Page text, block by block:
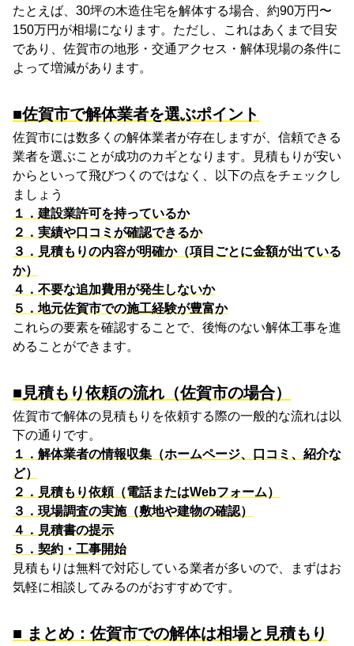
たとえば、 30坪の木造住宅を解体する場合、約90万円〜
150万円が相場になります。ただし、これはあくまで目安
であり、佐賀市の地形・交通アクセス・解体現場の条件に
よって増減があります。
■佐賀市で解体業者を選ぶポイント
佐賀市には数多くの解体業者が存在しますが、信頼できる
業者を選ぶことが成功のカギとなります。見積もりが安い
からといって飛びつくのではなく、以下の点をチェックし
ましょう
１．建設業許可を持っているか
２．実績や口コミが確認できるか
３．見積もりの内容が明確か（項目ごとに金額が出ている
か）
４．不要な追加費用が発生しないか
５．地元佐賀市での施工経験が豊富か
これらの要素を確認することで、後悔のない解体工事を進
めることができます。
■見積もり依頼の流れ（佐賀市の場合）
佐賀市で解体の見積もりを依頼する際の一般的な流れは以
下の通りです。
１．解体業者の情報収集（ホームページ、口コミ、紹介な
ど）
２．見積もり依頼（電話またはWebフォーム）
３．現場調査の実施（敷地や建物の確認）
４．見積書の提示
５．契約・工事開始
見積もりは無料で対応している業者が多いので、まずはお
気軽に相談してみるのがおすすめです。
■ まとめ：佐賀市での解体は相場と見積もり